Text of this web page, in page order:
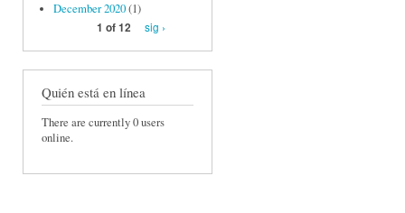
December 2020(1)
1 of 12
sig ›
Quién está en línea
There are currently 0 users
online.